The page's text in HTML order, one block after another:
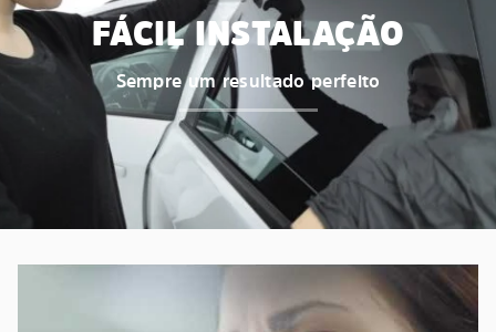
FÁCIL INSTALAÇÃO
Sempre um resultado perfeito